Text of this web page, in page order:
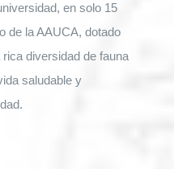
en solo 15
de la AAUCA, dotado
diversidad de fauna
saludable y